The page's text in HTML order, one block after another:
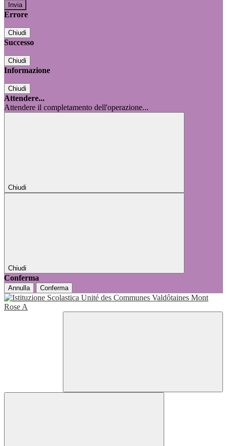
Errore
Chiudi
Successo
Chiudi
Informazione
Chiudi
Attendere...
Attendere il completamento dell'operazione...
Chiudi
Chiudi
Conferma
Annulla Conferma